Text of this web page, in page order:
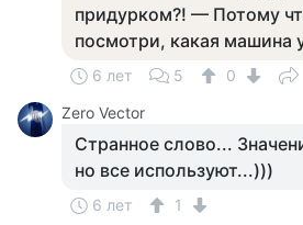
придурком?! — Потому
посмотри, какая машина
6 лет 5
0
Zero Vector
Странное слово...
но все используют...)))
6 лет 1